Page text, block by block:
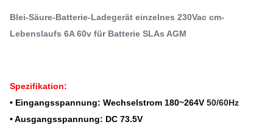
Blei-Säure-Batterie-Ladegerät einzelnes 230Vac cm-
Lebenslaufs 6A 60v für Batterie SLAs AGM
Spezifikation:
• Eingangsspannung: Wechselstrom 180~264V 50/60Hz
• Ausgangsspannung: DC 73.5V